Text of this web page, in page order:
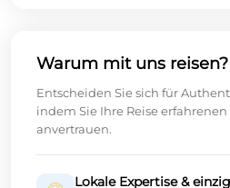
Warum mit uns reisen?
Entscheiden Sie sich für
indem Sie Ihre Reise
anvertrauen.
Lokale Expertise &